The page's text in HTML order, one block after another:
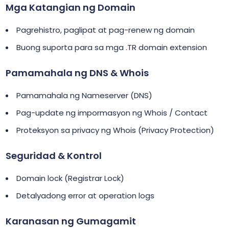
Mga Katangian ng Domain
Pagrehistro, paglipat at pag-renew ng domain
Buong suporta para sa mga .TR domain extension
Pamamahala ng DNS & Whois
Pamamahala ng Nameserver (DNS)
Pag-update ng impormasyon ng Whois / Contact
Proteksyon sa privacy ng Whois (Privacy Protection)
Seguridad & Kontrol
Domain lock (Registrar Lock)
Detalyadong error at operation logs
Karanasan ng Gumagamit